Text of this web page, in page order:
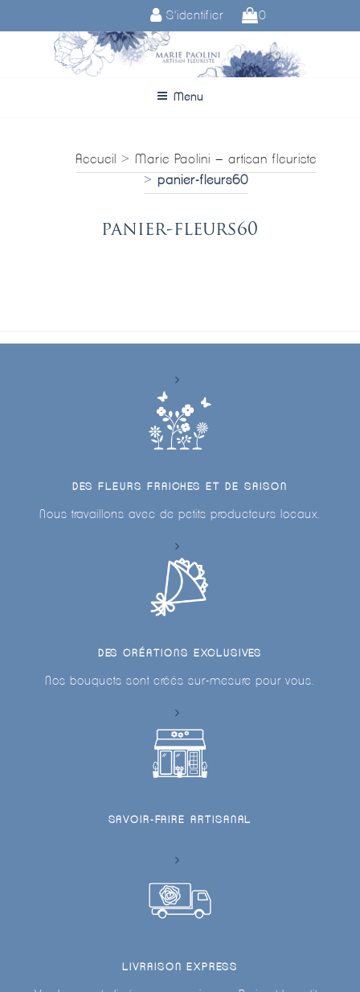
S'identifier 0
Menu
Accueil > Marie Paolini – artisan fleuriste
> panier-fleurs60
panier-fleurs60
DES FLEURS FRAICHES ET DE SAISON
Nous travaillons avec de petits producteurs locaux.
DES CRÉATIONS EXCLUSIVES
Nos bouquets sont créés sur-mesure pour vous.
SAVOIR-FAIRE ARTISANAL
LIVRAISON EXPRESS